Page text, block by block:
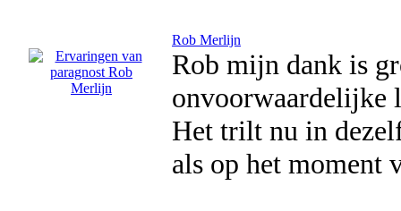
Rob Merlijn
Rob mijn dank is
onvoorwaardelijke
Het trilt nu in
als op het moment